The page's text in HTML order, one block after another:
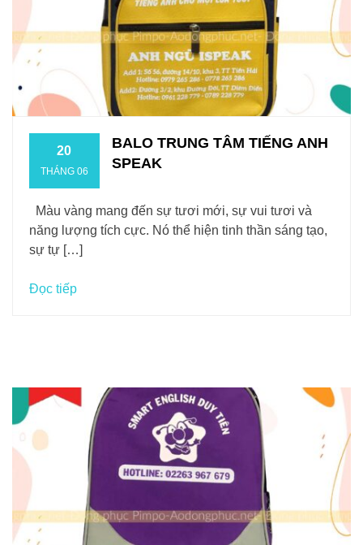
20
THÁNG 06
BALO TRUNG TÂM TIẾNG ANH
SPEAK
Màu vàng mang đến sự tươi mới, sự vui tươi và
năng lượng tích cực. Nó thể hiện tinh thần sáng tạo,
sự tự […]
Đọc tiếp